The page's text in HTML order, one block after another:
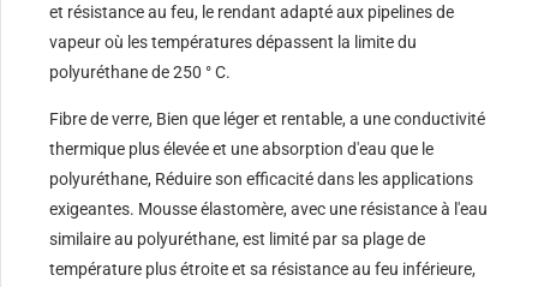
et résistance au feu, le rendant adapté aux pipelines de
vapeur où les températures dépassent la limite du
polyuréthane de 250 ° C.
Fibre de verre, Bien que léger et rentable, a une conductivité
thermique plus élevée et une absorption d'eau que le
polyuréthane, Réduire son efficacité dans les applications
exigeantes. Mousse élastomère, avec une résistance à l'eau
similaire au polyuréthane, est limité par sa plage de
température plus étroite et sa résistance au feu inférieure,